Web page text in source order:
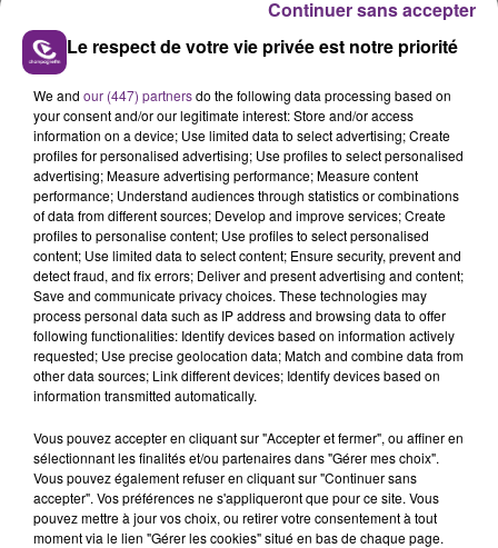
28
FIL D'ACTUS
LA CENTRALE NUCLÉAIRE DE CHOOZ
TOUJOURS À L'ARRÊT
Cela fait déjà une semaine que la centrale
nucléaire ardennaise est à l'arrêt. Une situation
justifiée par la sécheresse intense qui est toujours
présente.
Le respect de votre vie privée est notre priorité
We and our (447) partnersdo the following data processing based on
your consent and/or our legitimate interest: Store and/or access
information on a device; Use limited data to select advertising; Create
profiles for personalised advertising; Use profiles to select personalised
advertising; Measure advertising performance; Measure content
performance; Understand audiences through statistics or combinations
of data from different sources; Develop and improve services; Create
profiles to personalise content; Use profiles to select personalised
content; Use limited data to select content; Ensure security, prevent and
detect fraud, and fix errors; Deliver and present advertising and content;
Save and communicate privacy choices. These technologies may
process personal data such as IP address and browsing data to offer
following functionalities: Identify devices based on information actively
requested; Use precise geolocation data; Match and combine data from
other data sources; Link different devices; Identify devices based on
information transmitted automatically.
Vous pouvez accepter en cliquant sur "Accepter et fermer", ou affiner en
sélectionnant les finalités et/ou partenaires dans "Gérer mes choix".
Vous pouvez également refuser en cliquant sur "Continuer sans
accepter". Vos préférences ne s'appliqueront que pour ce site. Vous
pouvez mettre à jour vos choix, ou retirer votre consentement à tout
moment via le lien "Gérer les cookies" situé en bas de chaque page.
Continuer sans accepter